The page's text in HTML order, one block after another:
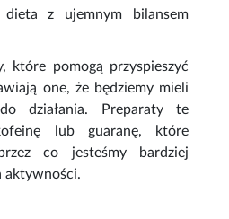
dieta z ujemnym bilansem
które pomogą przyspieszyć
one, że będziemy mieli
działania. Preparaty te
lub guaranę, które
co jesteśmy bardziej
aktywności.